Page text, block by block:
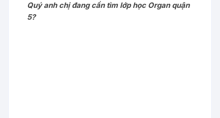
Quý anh chị đang cần tìm lớp học Organ quận
5?